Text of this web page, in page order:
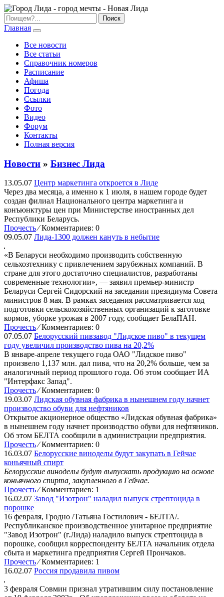
Главная
Все новости
Все статьи
Справочник номеров
Расписание
Афиша
Погода
Ссылки
Фото
Видео
Форум
Контакты
Полная версия
Новости » Бизнес Лида
13.05.07 Центр маркетинга откроется в Лиде
Через два месяца, а именно к 1 июля, в нашем городе будет
создан филиал Национального центра маркетинга и
конъюнктуры цен при Министерстве иностранных дел
Республики Беларусь.
Прочесть ⁄Комментариев: 0
09.05.07 Лида-1300 должен кануть в небытие
«В Беларуси необходимо производить собственную
сельхозтехнику с привлечением зарубежных компаний. В
стране для этого достаточно специалистов, разработаны
современные технологии», — заявил премьер-министр
Беларуси Сергей Сидорский на заседании президиума Совета
министров 8 мая. В рамках заседания рассматривается ход
подготовки сельскохозяйственных организаций к заготовке
кормов, уборке урожая в 2007 году, сообщает БелаПАН.
Прочесть ⁄Комментариев: 0
07.05.07 Белорусский пивзавод "Лидское пиво" в текущем
году увеличил производство пива на 20,2%
В январе-апреле текущего года ОАО "Лидское пиво"
произвело 1,137 млн. дал пива, что на 20,2% больше, чем за
аналогичный период прошлого года. Об этом сообщает ИА
"Интерфакс Запад".
Прочесть ⁄Комментариев: 0
19.03.07 Лидская обувная фабрика в нынешнем году начнет
производство обуви для нефтяников
Открытое акционерное общество «Лидская обувная фабрика»
в нынешнем году начнет производство обуви для нефтяников.
Об этом БЕЛТА сообщили в администрации предприятия.
Прочесть ⁄Комментариев: 0
16.03.07 Белорусские виноделы будут закупать в Гейчае
коньячный спирт
Белорусские виноделы будут выпускать продукцию на основе
коньячного спирта, закупленного в Гейчае.
Прочесть ⁄Комментариев: 1
16.02.07 Завод "Изотрон" наладил выпуск стрептоцида в
порошке
16 февраля, Гродно /Татьяна Гостилович - БЕЛТА/.
Республиканское производственное унитарное предприятие
"Завод Изотрон" (г.Лида) наладило выпуск стрептоцида в
порошке, сообщил корреспонденту БЕЛТА начальник отдела
сбыта и маркетинга предприятия Сергей Прончаков.
Прочесть ⁄Комментариев: 1
16.02.07 Россия продавила пивом
3 февраля Совмин признал утратившим силу постановление